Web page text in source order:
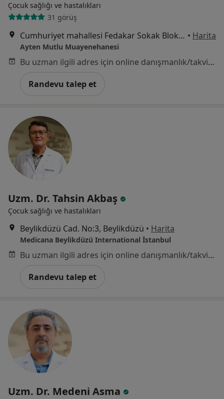
Çocuk sağlığı ve hastalıkları
31 görüş
Cumhuriyet mahallesi Fedakar Sokak Blok Opal 13/4 Demirromans Sitesi, İstanbul • Harita
Ayten Mutlu Muayenehanesi
Bu uzman ilgili adres için online danışmanlık/takvim sunmuyor.
Randevu talep et
Uzm. Dr. Tahsin Akbaş
Çocuk sağlığı ve hastalıkları
Beylikdüzü Cad. No:3, Beylikdüzü • Harita
Medicana Beylikdüzü International İstanbul
Bu uzman ilgili adres için online danışmanlık/takvim sunmuyor.
Randevu talep et
Uzm. Dr. Medeni Asma